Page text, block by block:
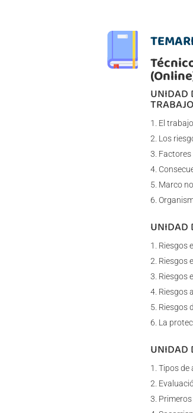
UNIDAD
TRABAJO
El
Los
Factores
Marco
UNIDAD
Riesgos
Riesgos
Riesgos
Riesgos
Riesgos
La
UNIDAD
Tipos de